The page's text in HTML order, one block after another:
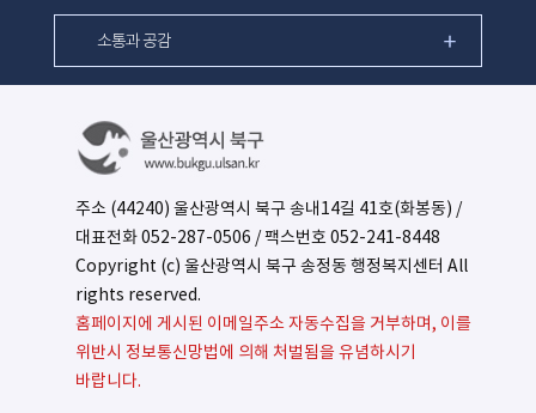
소통과 공감
주소 (44240) 울산광역시 북구 송내14길 41호(화봉동) /
대표전화052-287-0506 / 팩스번호 052-241-8448
Copyright (c) 울산광역시 북구 송정동 행정복지센터 All
rights reserved.
홈페이지에 게시된 이메일주소 자동수집을 거부하며, 이를
위반시 정보통신망법에 의해 처벌됨을 유념하시기
바랍니다.